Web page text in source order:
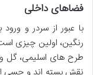
فضاهای داخلی
با عبور از سردر و
رنگین، اولین چیزی
طرح های اسلیمی، گل